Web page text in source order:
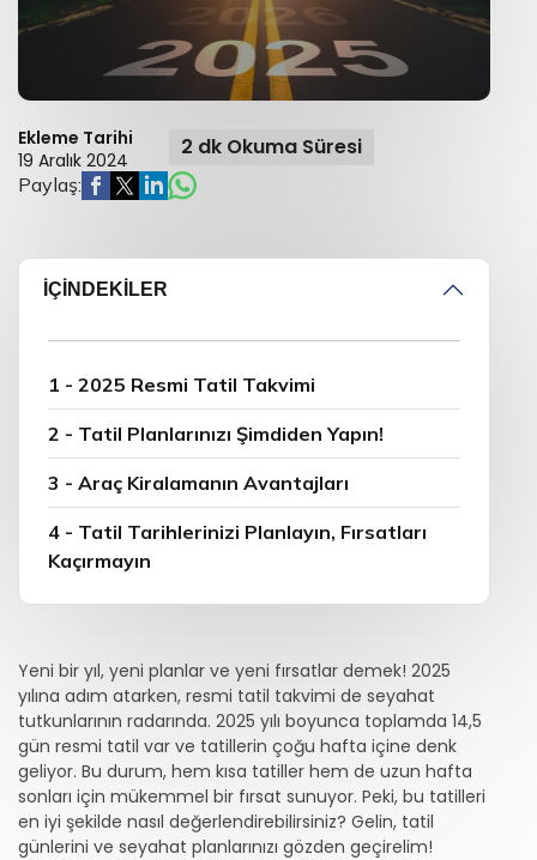
Ekleme Tarihi
19 Aralık 2024
2 dk Okuma Süresi
Paylaş:
İÇİNDEKİLER
1 - 2025 Resmi Tatil Takvimi
2 - Tatil Planlarınızı Şimdiden Yapın!
3 - Araç Kiralamanın Avantajları
4 - Tatil Tarihlerinizi Planlayın, Fırsatları
Kaçırmayın
Yeni bir yıl, yeni planlar ve yeni fırsatlar demek! 2025
yılına adım atarken, resmi tatil takvimi de seyahat
tutkunlarının radarında. 2025 yılı boyunca toplamda 14,5
gün resmi tatil var ve tatillerin çoğu hafta içine denk
geliyor. Bu durum, hem kısa tatiller hem de uzun hafta
sonları için mükemmel bir fırsat sunuyor. Peki, bu tatilleri
en iyi şekilde nasıl değerlendirebilirsiniz? Gelin, tatil
günlerini ve seyahat planlarınızı gözden geçirelim!